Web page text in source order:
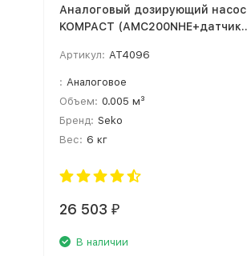
Аналоговый дозирующий насос
KOMPACT (AMC200NHE+датчик
Артикул: AT4096
: Аналоговое
Объем: 0.005 м³
Бренд: Seko
Вес: 6 кг
26 503 ₽
В наличии